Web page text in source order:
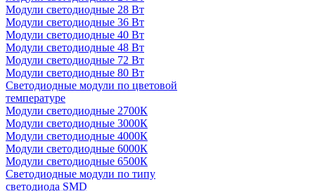
Модули светодиодные 28 Вт
Модули светодиодные 36 Вт
Модули светодиодные 40 Вт
Модули светодиодные 48 Вт
Модули светодиодные 72 Вт
Модули светодиодные 80 Вт
Светодиодные модули по цветовой
температуре
Модули светодиодные 2700К
Модули светодиодные 3000К
Модули светодиодные 4000К
Модули светодиодные 6000К
Модули светодиодные 6500К
Светодиодные модули по типу
светодиода SMD